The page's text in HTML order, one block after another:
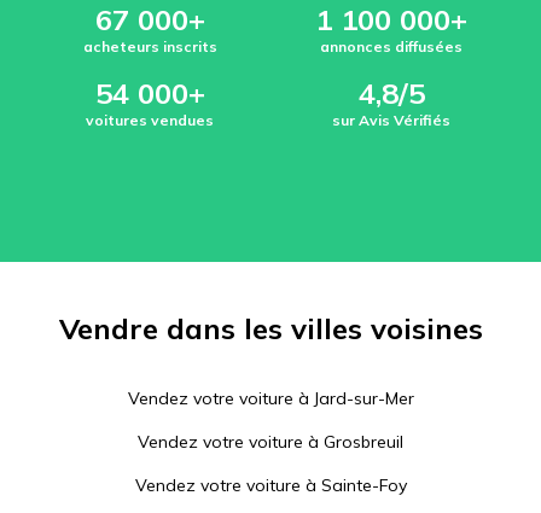
67 000+
acheteurs inscrits
1 100 000+
annonces diffusées
54 000+
voitures vendues
4,8/5
sur Avis Vérifiés
Vendre dans les villes voisines
Vendez votre voiture à Jard-sur-Mer
Vendez votre voiture à Grosbreuil
Vendez votre voiture à Sainte-Foy